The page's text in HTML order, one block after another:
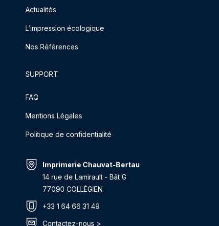
Actualités
L’impression écologique
Nos Références
SUPPORT
FAQ
Mentions Légales
Politique de confidentialité
Imprimerie Chauvat-Bertau
14 rue de Lamirault - Bât G
77090 COLLÉGIEN
+33 1 64 66 31 49
Contactez-nous >